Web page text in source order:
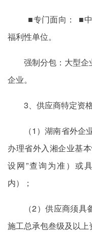
■专门面向： ■
福利性单位。
强制分包：大型
企业。
3、供应商特定资
（1）湖南省外
办理省外入湘企业基
设网”查询为准）或
内）；
（2）供应商须
施工总承包叁级及以上